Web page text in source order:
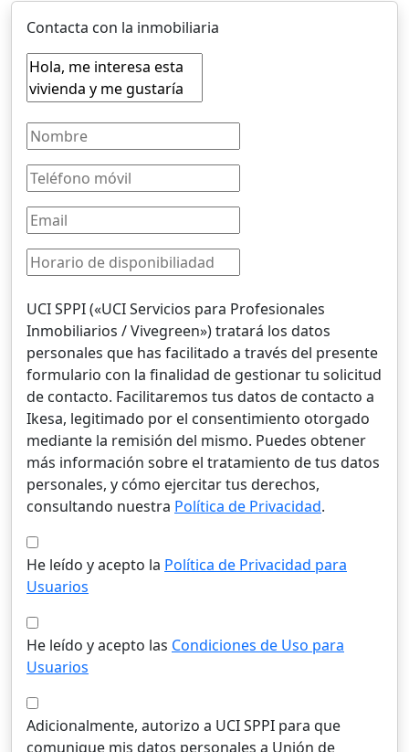
Contacta con la inmobiliaria
UCI SPPI («UCI Servicios para Profesionales
Inmobiliarios / Vivegreen») tratará los datos
personales que has facilitado a través del presente
formulario con la finalidad de gestionar tu solicitud
de contacto. Facilitaremos tus datos de contacto a
Ikesa, legitimado por el consentimiento otorgado
mediante la remisión del mismo. Puedes obtener
más información sobre el tratamiento de tus datos
personales, y cómo ejercitar tus derechos,
consultando nuestra Política de Privacidad.
He leído y acepto la Política de Privacidad para
Usuarios
He leído y acepto las Condiciones de Uso para
Usuarios
Adicionalmente, autorizo a UCI SPPI para que
comunique mis datos personales a Unión de